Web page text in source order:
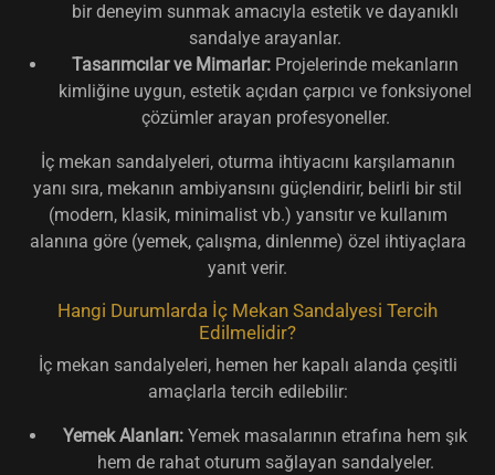
bir deneyim sunmak amacıyla estetik ve dayanıklı
sandalye arayanlar.
Tasarımcılar ve Mimarlar: Projelerinde mekanların
kimliğine uygun, estetik açıdan çarpıcı ve fonksiyonel
çözümler arayan profesyoneller.
İç mekan sandalyeleri, oturma ihtiyacını karşılamanın
yanı sıra, mekanın ambiyansını güçlendirir, belirli bir stil
(modern, klasik, minimalist vb.) yansıtır ve kullanım
alanına göre (yemek, çalışma, dinlenme) özel ihtiyaçlara
yanıt verir.
Hangi Durumlarda İç Mekan Sandalyesi Tercih
Edilmelidir?
İç mekan sandalyeleri, hemen her kapalı alanda çeşitli
amaçlarla tercih edilebilir:
Yemek Alanları: Yemek masalarının etrafına hem şık
hem de rahat oturum sağlayan sandalyeler.